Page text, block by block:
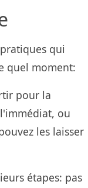
qui
quel moment:
pour la
ou
les laisser
étapes: pas